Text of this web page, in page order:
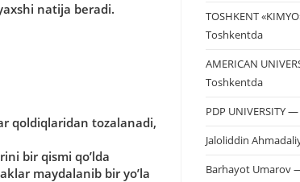
natija beradi.
qoldiqlaridan tozalanadi,
bir qismi qoʼlda
maydalanib bir yoʼla
TOSHKENT
Toshkentda
AMERICAN
Toshkentda
PDP UNIVERSITY
Jaloliddin
Barhayot Umarov